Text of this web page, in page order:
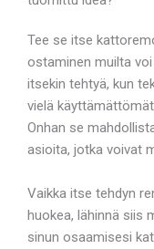
Tee se itse
ostaminen muilta
itsekin tehtyä, kun
vielä
Onhan se
asioita, jotka voivat
Vaikka itse tehdyn
huokea, lähinnä siis
sinun osaamisesi